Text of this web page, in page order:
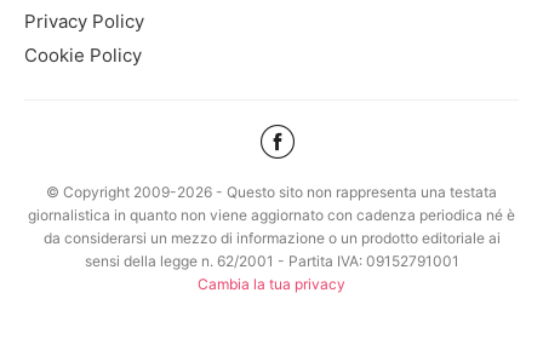
Privacy Policy
Cookie Policy
© Copyright 2009-2026 - Questo sito non rappresenta una testata
giornalistica in quanto non viene aggiornato con cadenza periodica né è
da considerarsi un mezzo di informazione o un prodotto editoriale ai
sensi della legge n. 62/2001 - Partita IVA: 09152791001
Cambia la tua privacy